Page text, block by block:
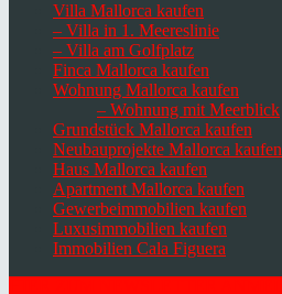
Villa Mallorca kaufen
– Villa in 1. Meereslinie
– Villa am Golfplatz
Finca Mallorca kaufen
Wohnung Mallorca kaufen
– Wohnung mit Meerblick
Grundstück Mallorca kaufen
Neubauprojekte Mallorca kaufen
Haus Mallorca kaufen
Apartment Mallorca kaufen
Gewerbeimmobilien kaufen
Luxusimmobilien kaufen
Immobilien Cala Figuera